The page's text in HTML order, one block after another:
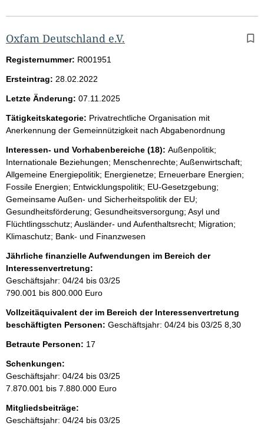
Oxfam Deutschland e.V.
Registernummer: R001951
Ersteintrag: 28.02.2022
Letzte Änderung: 07.11.2025
Tätigkeitskategorie: Privatrechtliche Organisation mit
Anerkennung der Gemeinnützigkeit nach Abgabenordnung
Interessen- und Vorhabenbereiche (18): Außenpolitik;
Internationale Beziehungen; Menschenrechte; Außenwirtschaft;
Allgemeine Energiepolitik; Energienetze; Erneuerbare Energien;
Fossile Energien; Entwicklungspolitik; EU-Gesetzgebung;
Gemeinsame Außen- und Sicherheitspolitik der EU;
Gesundheitsförderung; Gesundheitsversorgung; Asyl und
Flüchtlingsschutz; Ausländer- und Aufenthaltsrecht; Migration;
Klimaschutz; Bank- und Finanzwesen
Jährliche finanzielle Aufwendungen im Bereich der
Interessenvertretung:
Geschäftsjahr: 04/24 bis 03/25
790.001 bis 800.000 Euro
Vollzeitäquivalent der im Bereich der Interessenvertretung
beschäftigten Personen: Geschäftsjahr: 04/24 bis 03/25 8,30
Betraute Personen: 17
Schenkungen:
Geschäftsjahr: 04/24 bis 03/25
7.870.001 bis 7.880.000 Euro
Mitgliedsbeiträge:
Geschäftsjahr: 04/24 bis 03/25